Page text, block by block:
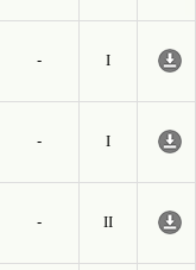
-
I
-
I
-
II